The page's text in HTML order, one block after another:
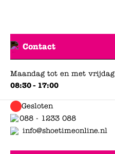
Contact
Maandag tot en met vrijdag
08:30 - 17:00
Gesloten
088 - 1233 088
info@shoetimeonline.nl